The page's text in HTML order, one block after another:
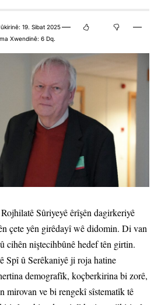
19. Sibat 2025
Xwendinê: 6 Dq.
Sûriyeyê êrîşên dagirkeriyê
çete yên girêdayî wê didomin. Di van
cihên niştecihbûnê hedef tên girtin.
Spî û Serêkaniyê ji roja hatine
demografîk, koçberkirina bi zorê,
mirovan ve bi rengekî sîstematîk tê